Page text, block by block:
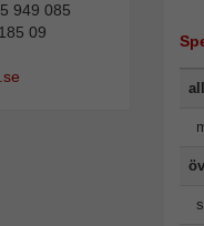
949 085
09